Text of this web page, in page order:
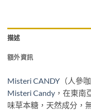
描述
額外資訊
Misteri CANDY （人參
Misteri Candy ，在東南
味草本糖，天然成分，